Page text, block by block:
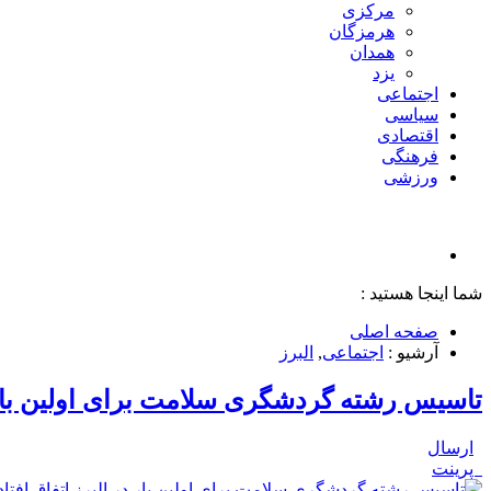
مرکزی
هرمزگان
همدان
یزد
اجتماعی
سیاسی
اقتصادی
فرهنگی
ورزشی
شما اینجا هستید :
صفحه اصلی
آرشیو : اجتماعی, البرز
تاسیس رشته گردشگری سلامت برای اولین بار
ارسال
پرینت